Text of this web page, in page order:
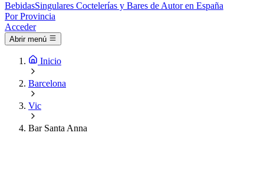
BebidasSingulares Coctelerías y Bares de Autor en España
Por Provincia
Acceder
Abrir menú
Inicio
Barcelona
Vic
Bar Santa Anna